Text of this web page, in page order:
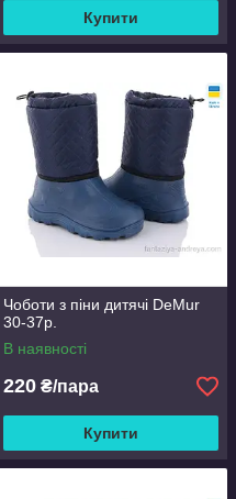
Купити
Чоботи з піни дитячі DeMur
30-37р.
В наявності
220 ₴/пара
Купити